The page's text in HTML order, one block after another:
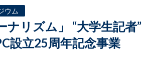
ウム
ナリズム」 “大学生記者
設立25周年記念事業